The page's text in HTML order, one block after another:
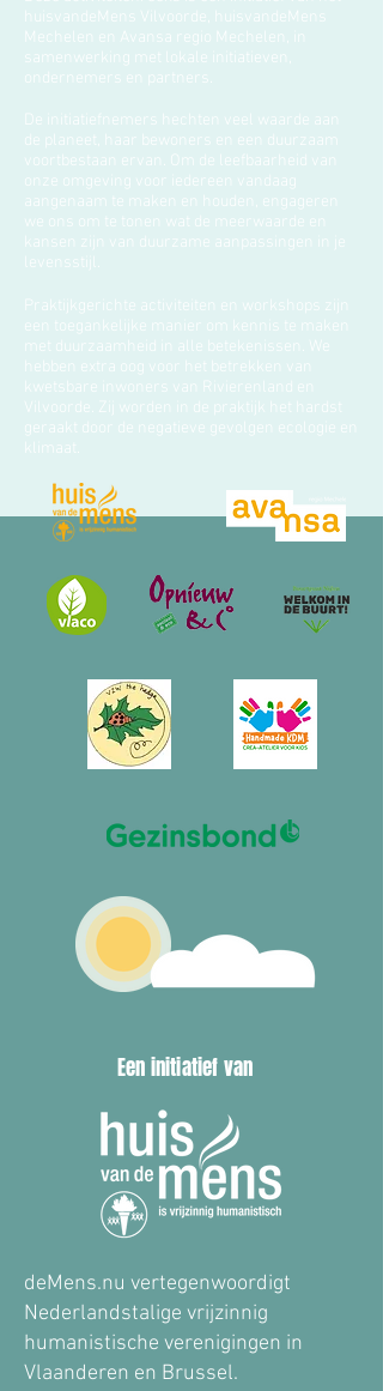
huisvandeMens Vilvoorde, huisvandeMens
Mechelen en Avansa regio Mechelen, in
samenwerking met lokale initiatieven,
ondernemers en partners.
De initiatiefnemers hechten veel waarde aan
de planeet, haar bewoners en een duurzaam
voortbestaan ervan. Om de leefbaarheid van
onze omgeving voor iedereen vandaag
aangenaam te maken en houden, engageren
we ons om te tonen wat de meerwaarde en
kansen zijn van duurzame aanpassingen in je
levensstijl.
Praktijkgerichte activiteiten en workshops zijn
een toegankelijke manier om kennis te maken
met duurzaamheid in alle betekenissen. We
hebben extra oog voor het betrekken van
kwetsbare inwoners van Rivierenland en
Vilvoorde. Zij worden in de praktijk het hardst
geraakt door de negatieve gevolgen ecologie en
klimaat.
Een initiatief van
deMens.nu vertegenwoordigt
Nederlandstalige vrijzinnig
humanistische verenigingen in
Vlaanderen en Brussel.